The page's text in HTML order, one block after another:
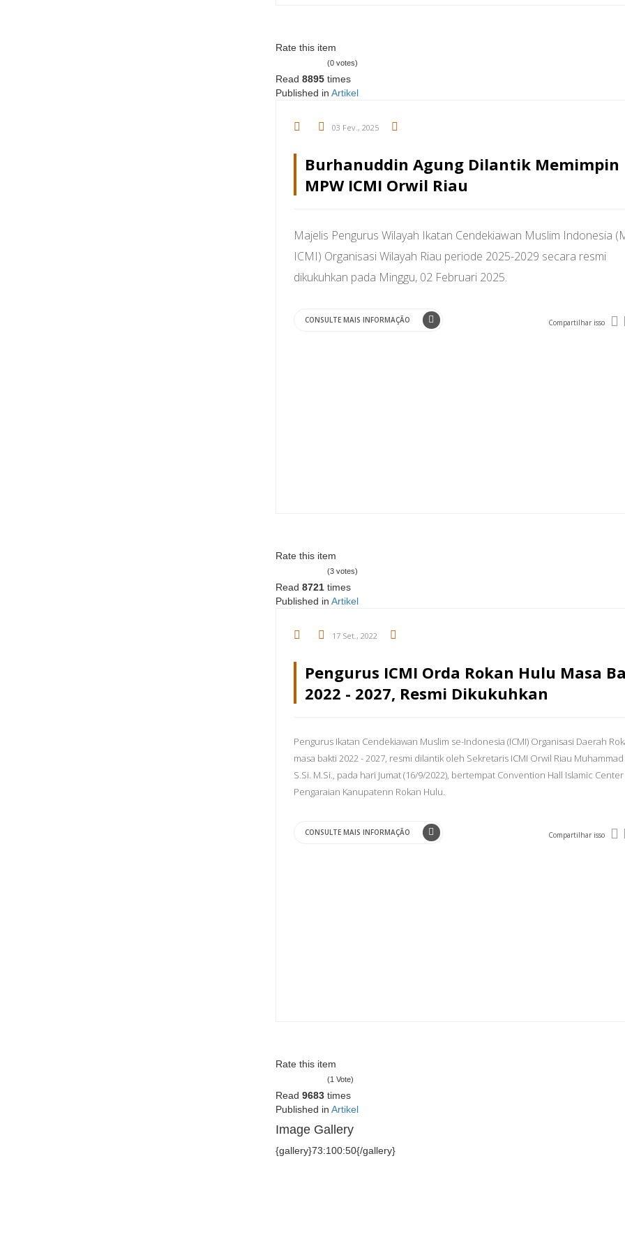
Rate this item
(0 votes)
Read 8895times
Published in Artikel
03 Fev., 2025
Burhanuddin Agung Dilantik Memimpin
MPW ICMI Orwil Riau
Majelis Pengurus Wilayah Ikatan Cendekiawan Muslim Indonesia
ICMI) Organisasi Wilayah Riau periode 2025-2029 secara resmi
dikukuhkan pada Minggu, 02 Februari 2025.
CONSULTE MAIS INFORMAÇÃO Compartilhar isso
Rate this item
(3 votes)
Read 8721times
Published in Artikel
17 Set., 2022
Pengurus ICMI Orda Rokan Hulu Masa
2022 - 2027, Resmi Dikukuhkan
Pengurus Ikatan Cendekiawan Muslim se-Indonesia (ICMI) Organisasi Daerah
masa bakti 2022 - 2027, resmi dilantik oleh Sekretaris ICMI Orwil Riau
S.Si. M.Si., pada hari Jumat (16/9/2022), bertempat Convention Hall Islamic
Pengaraian Kanupatenn Rokan Hulu.
CONSULTE MAIS INFORMAÇÃO Compartilhar isso
Rate this item
(1 Vote)
Read 9683times
Published in Artikel
Image Gallery
{gallery}73:100:50{/gallery}